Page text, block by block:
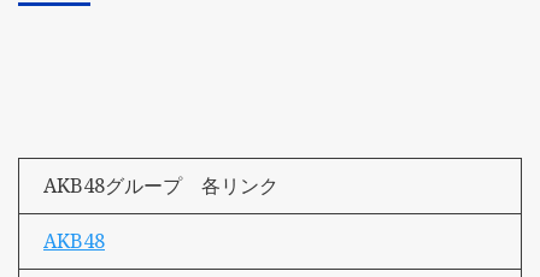
AKB48グループ 各リンク
AKB48